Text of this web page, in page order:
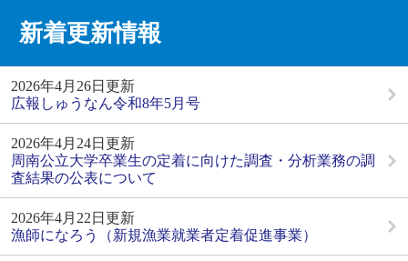
新着更新情報
2026年4月26日更新
広報しゅうなん令和8年5月号
2026年4月24日更新
周南公立大学卒業生の定着に向けた調査・分析業務の調
査結果の公表について
2026年4月22日更新
漁師になろう（新規漁業就業者定着促進事業）